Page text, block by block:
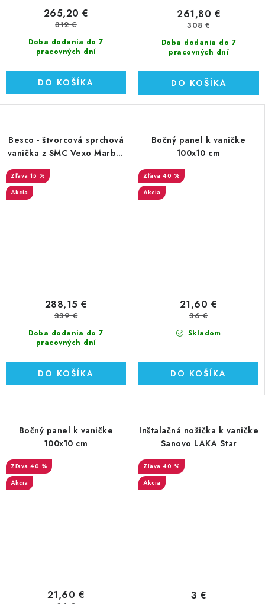
Doba dodania do 7
pracovných dní
265,20 €
312 €
DO KOŠÍKA
Doba dodania do 7
pracovných dní
261,80 €
308 €
DO KOŠÍKA
Besco - štvorcová sprchová
vanička z SMC Vexo Marble
čierny mramor 90x90x3 cm
(VMB-90-90-K)
15 %
Akcia
Doba dodania do 7
pracovných dní
288,15 €
339 €
DO KOŠÍKA
Bočný panel k vaničke
100x10 cm
40 %
Akcia
Skladom
21,60 €
36 €
DO KOŠÍKA
Bočný panel k vaničke
100x10 cm
40 %
Akcia
21,60 €
Inštalačná nožička k vaničke
Sanovo LAKA Star
40 %
Akcia
3 €